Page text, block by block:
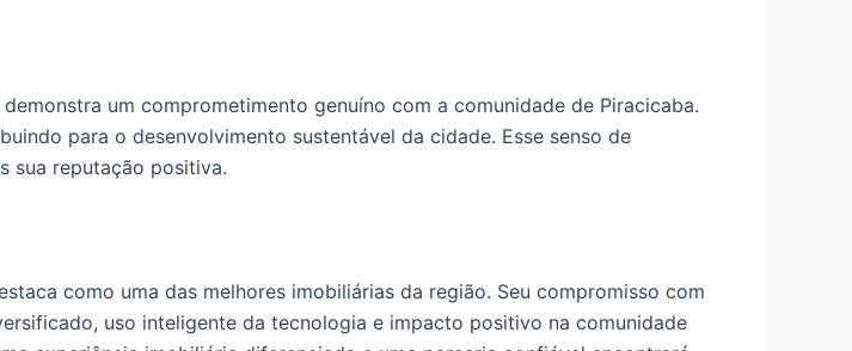
um comprometimento genuíno com a comunidade de Piracicaba.
para o desenvolvimento sustentável da cidade. Esse senso de
sua reputação positiva.
como uma das melhores imobiliárias da região. Seu compromisso com
uso inteligente da tecnologia e impacto positivo na comunidade